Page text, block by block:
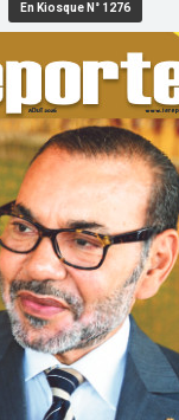
En Kiosque N° 1276